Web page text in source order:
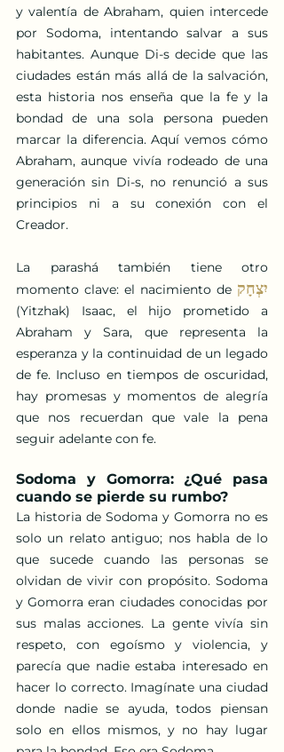
y valentía de Abraham, quien intercede
por Sodoma, intentando salvar a sus
habitantes. Aunque Di-s decide que las
ciudades están más allá de la salvación,
esta historia nos enseña que la fe y la
bondad de una sola persona pueden
marcar la diferencia. Aquí vemos cómo
Abraham, aunque vivía rodeado de una
generación sin Di-s, no renunció a sus
principios ni a su conexión con el
Creador.
La parashá también tiene otro
momento clave: el nacimiento de
(Yitzhak) Isaac, el hijo prometido a
Abraham y Sara, que representa la
esperanza y la continuidad de un legado
de fe. Incluso en tiempos de oscuridad,
hay promesas y momentos de alegría
que nos recuerdan que vale la pena
seguir adelante con fe.
Sodoma y Gomorra: ¿Qué pasa
cuando se pierde su rumbo?
La historia de Sodoma y Gomorra no es
solo un relato antiguo; nos habla de lo
que sucede cuando las personas se
olvidan de vivir con propósito. Sodoma
y Gomorra eran ciudades conocidas por
sus malas acciones. La gente vivía sin
respeto, con egoísmo y violencia, y
parecía que nadie estaba interesado en
hacer lo correcto. Imagínate una ciudad
donde nadie se ayuda, todos piensan
solo en ellos mismos, y no hay lugar